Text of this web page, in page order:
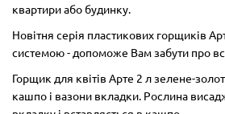
квартири або будинку.
Новітня серія пластикових горщиків
системою - допоможе Вам забути про
Горщик для квітів Арте 2 л зелене-
кашпо і вазони вкладки. Рослина